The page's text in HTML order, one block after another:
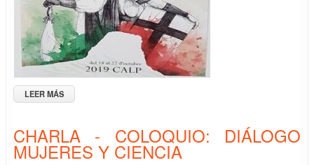
LEER MÁS
CRISTIANOS
CHARLA - COLOQUIO: DIÁLOGO
MUJERES Y CIENCIA